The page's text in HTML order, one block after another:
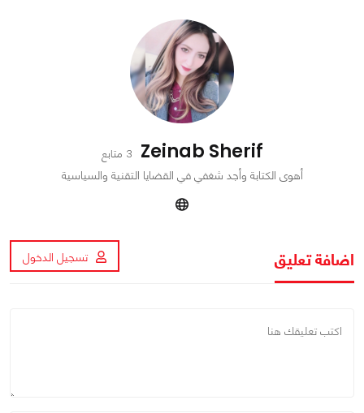
Zeinab Sherif 3 متابع
أهوى الكتابة وأجد شغفي في القضايا التقنية والسياسية
اضافة تعليق تسجيل الدخول